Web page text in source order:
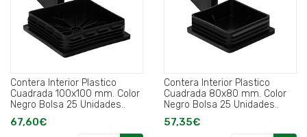
Contera Interior Plastico
Cuadrada 100x100 mm. Color
Negro Bolsa 25 Unidades..
67,60€
Contera Interior Plastico
Cuadrada 80x80 mm. Color
Negro Bolsa 25 Unidades..
57,35€